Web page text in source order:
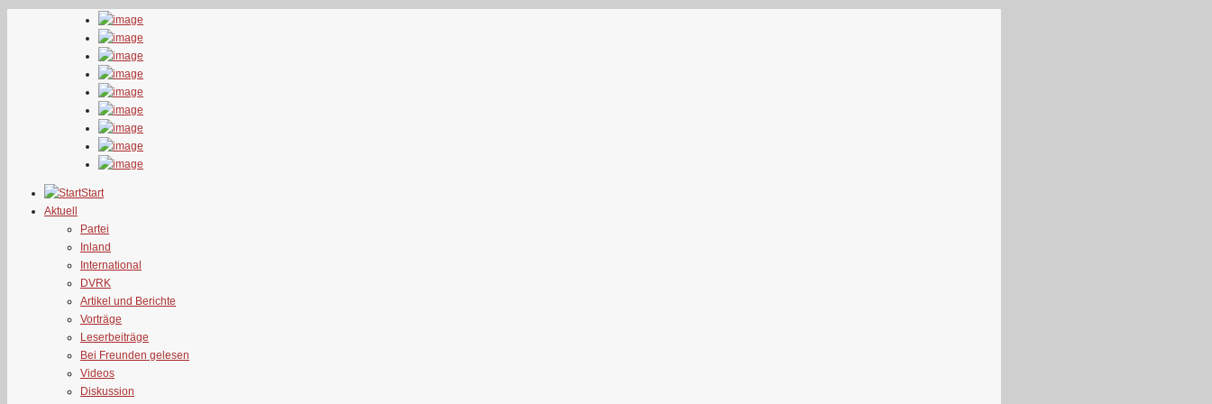
Start
Aktuell
Partei
Inland
International
DVRK
Artikel und Berichte
Vorträge
Leserbeiträge
Bei Freunden gelesen
Videos
Diskussion